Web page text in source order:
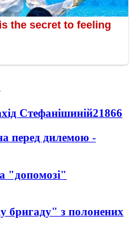
Стефанішиній21866
перед дилемою -
"допомозі"
бригаду" з полонених